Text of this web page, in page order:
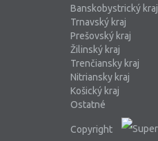
Banskobystrický kraj
Trnavský kraj
Prešovský kraj
Žilinský kraj
Trenčiansky kraj
Nitriansky kraj
Košický kraj
Ostatné
Copyright